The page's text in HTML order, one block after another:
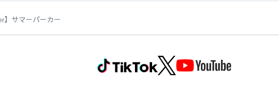
】サマーパーカー